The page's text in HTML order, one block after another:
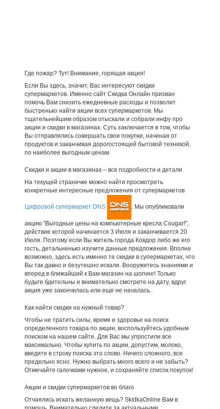
Где пожар? Тут! Внимание, горящая акция!
Если Вы здесь, значит, Вас интересуют скидки
супермаркетов. Именно сайт Скидка Онлайн призван
помочь Вам снизить ежедневные расходы и позволит
быстренько найти акции всех супермаркетов. Мы
тщательнейшим образом отыскали и собрали инфу про
акции и скидки в магазинах. Суть заключается в том, чтобы
Вы отправлялись совершать свои покупки, начиная от
продуктов и заканчивая дорогостоящей бытовой техникой,
по наиболее выгодным ценам.
Скидки и акции в магазинах – все подробности и детали
На текущей страничке можно найти просмотреть
конкретные интересные предложения от супермаркетов
Цифровой супермаркет DNS . Мы опубликовали
акцию "Выгодные цены на компьютерные кресла Cougar!",
действие которой начинается 3 Июля и заканчивается 20
Июля. Поэтому если Вы житель города Ковдор либо же его
гость, детальненько изучите данные предложения. Вполне
возможно, здесь есть именно те скидки в супермаркетах, что
Вы так давно и безутешно искали. Вооружитесь знаниями и
вперед в ближайший к Вам магазин на шопинг! Только
будьте бдительны и внимательно смотрите на дату, вдруг
акция уже закончилась или еще не началась.
Как найти скидки на нужный товар?
Чтобы не тратить силы, время и здоровье на поиск
определенного товара по акции, воспользуйтесь удобным
поиском на нашем сайте. Для Вас мы упростили все
максимально. Чтобы купить по акции, допустим, молоко,
введите в строку поиска это слово. Ничего сложного, все
предельно ясно. Нужно выбрать много всего и не забыть?
Отмечайте галочками нужное, и сохраняйте список покупок!
Акции и скидки супермаркетов во благо
Отчаялись искать желанную вещь? SkidkaOnline Вам в